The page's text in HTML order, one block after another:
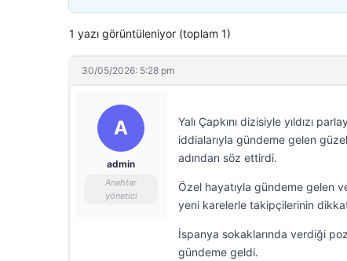
1 yazı görüntüleniyor (toplam 1)
30/05/2026: 5:28 pm
A
admin
Anahtar
yönetici
Yalı Çapkını dizisiyle yıldızı
iddialarıyla gündeme gelen
adından söz ettirdi.
Özel hayatıyla gündeme gelen
yeni karelerle takipçilerinin
İspanya sokaklarında verdiği
gündeme geldi.